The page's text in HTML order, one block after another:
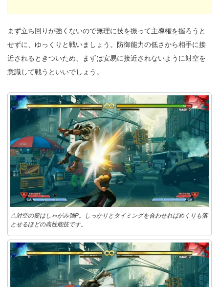
まず立ち回りが強くないので無理に技を振って主導権を握ろうと
せずに、ゆっくりと戦いましょう。防御能力の低さから相手に接
近されるときついため、まずは安易に接近されないように対空を
意識して戦うといいでしょう。
△対空の要はしゃがみ強P。しっかりとタイミングを合わせればめくりも落
とせるほどの高性能技です。